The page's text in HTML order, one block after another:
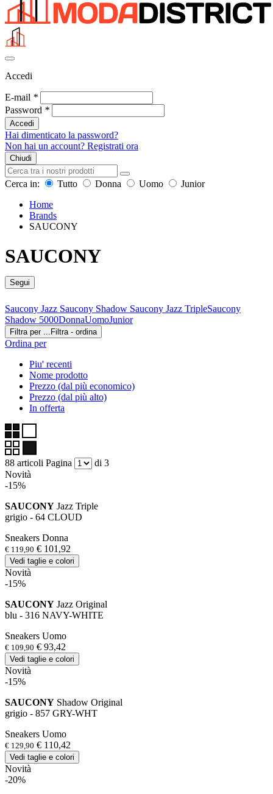
Accedi
E-mail *
Password *
Accedi
Hai dimenticato la password?
Non hai un account? Registrati ora
Chiudi
Cerca in: Tutto Donna Uomo
Junior
Home
Brands
SAUCONY
SAUCONY
Segui
Saucony Jazz Saucony Shadow Saucony Jazz TripleSaucony
Shadow 5000DonnaUomoJunior
Filtra per ... Filtra - ordina
Ordina per
Piu' recenti
Nome prodotto
Prezzo (dal più economico)
Prezzo (dal più alto)
In offerta
88 articoli Pagina
di 3
Novità
-15%
SAUCONY Jazz Triple
grigio - 64 CLOUD
Sneakers Donna
€ 119,90 € 101,92
Vedi taglie e colori
Novità
-15%
SAUCONY Jazz Original
blu - 316 NAVY-WHITE
Sneakers Uomo
€ 109,90 € 93,42
Vedi taglie e colori
Novità
-15%
SAUCONY Shadow Original
grigio - 857 GRY-WHT
Sneakers Uomo
€ 129,90 € 110,42
Vedi taglie e colori
Novità
-20%